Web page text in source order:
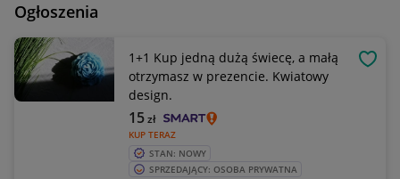
Ogłoszenia
1+1 Kup jedną dużą świecę, a małą
otrzymasz w prezencie. Kwiatowy
design.
KUP TERAZ
15zł
STAN: NOWY
SPRZEDAJĄCY: OSOBA PRYWATNA